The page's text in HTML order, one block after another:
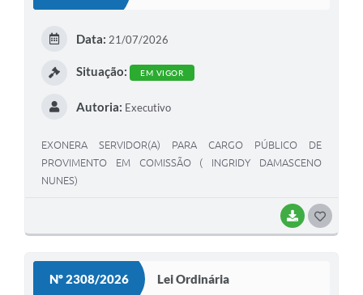
BAIXAR
Data: 21/07/2026
Situação: EM VIGOR
Autoria: Executivo
EXONERA SERVIDOR(A) PARA CARGO PÚBLICO DE
PROVIMENTO EM COMISSÃO ( INGRIDY DAMASCENO
NUNES)
Nº 2308/2026 Lei Ordinária